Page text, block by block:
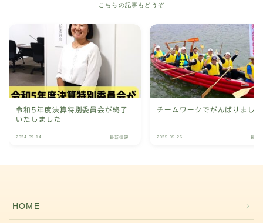
こちらの記事もどうぞ
令和5年度決算特別委員会が終了
いたしました
2024.09.14 最新情報
チームワークでがんばりまし
2025.05.26 最新
HOME